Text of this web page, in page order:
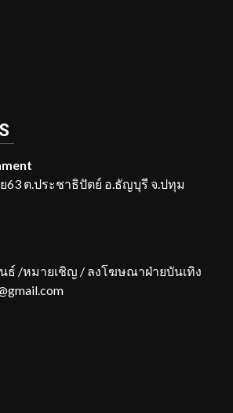
63 ต.ประชาธิปัตย์ อ.ธัญบุรี จ.ปทุม
ธ์ /หมายเชิญ / ลงโฆษณาฝ่ายบันเทิง